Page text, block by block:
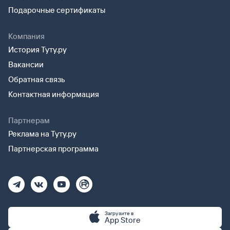
Подарочные сертификаты
Компания
История Туту.ру
Вакансии
Обратная связь
Контактная информация
Партнерам
Реклама на Туту.ру
Партнерская программа
Загрузите в
App Store